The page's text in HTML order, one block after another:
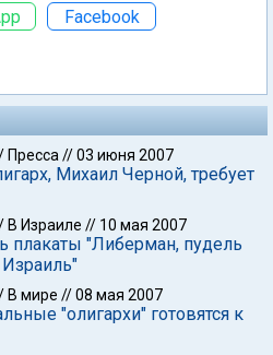
Facebook
Пресса //03 июня 2007
Михаил Черной, требует
В Израиле // 10 мая 2007
плакаты "Либерман, пудель
В мире //08 мая 2007
"олигархи" готовятся к